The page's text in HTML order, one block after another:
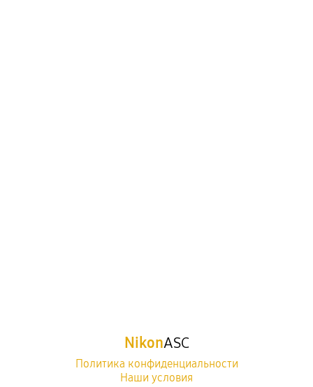
NikonASC
Политика конфиденциальности
Наши условия